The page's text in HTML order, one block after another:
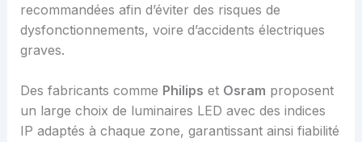
recommandées afin d’éviter des risques de
dysfonctionnements, voire d’accidents électriques
graves.
Des fabricants comme Philips et Osram proposent
un large choix de luminaires LED avec des indices
IP adaptés à chaque zone, garantissant ainsi fiabilité